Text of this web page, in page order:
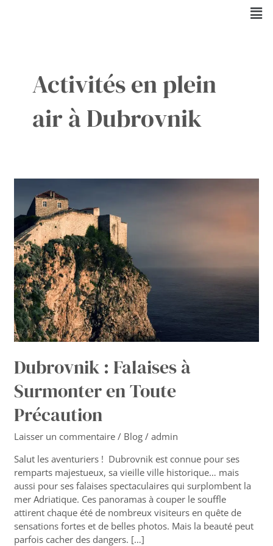
Activités en plein
air à Dubrovnik
Dubrovnik : Falaises à
Surmonter en Toute
Précaution
Laisser un commentaire / Blog /admin
Salut les aventuriers ! Dubrovnik est connue pour ses
remparts majestueux, sa vieille ville historique… mais
aussi pour ses falaises spectaculaires qui surplombent la
mer Adriatique. Ces panoramas à couper le souffle
attirent chaque été de nombreux visiteurs en quête de
sensations fortes et de belles photos. Mais la beauté peut
parfois cacher des dangers. […]
Falaises
Surmonter
en
Toute
Précaution